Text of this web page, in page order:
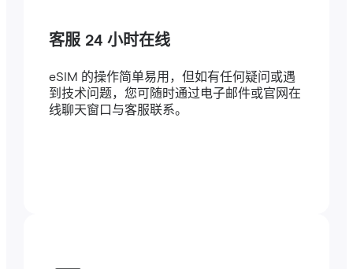
客服 24 小时在线
eSIM 的操作简单易用，但如有任何疑问或遇
到技术问题，您可随时通过电子邮件或官网在
线聊天窗口与客服联系。